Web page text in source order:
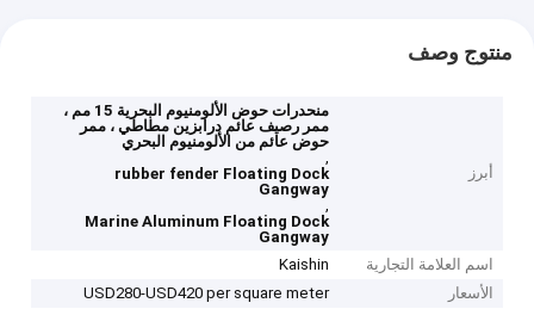
منتوج وصف
أبرز
منحدرات حوض الألومنيوم البحرية 15 مم ،
ممر رصيف عائم درابزين مطاطي ، ممر
حوض عائم من الألومنيوم البحري
,
rubber fender Floating Dock
Gangway
,
Marine Aluminum Floating Dock
Gangway
اسم العلامة التجارية
Kaishin
الأسعار
USD280-USD420 per square meter